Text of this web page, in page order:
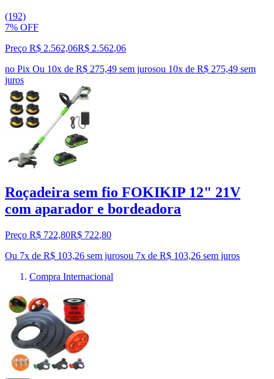
(192)
7% OFF
Preço R$ 2.562,06R$ 2.562,06
no Pix Ou 10x de R$ 275,49 sem jurosou 10x de R$ 275,49 sem
juros
Roçadeira sem fio FOKIKIP 12" 21V
com aparador e bordeadora
Preço R$ 722,80R$ 722,80
Ou 7x de R$ 103,26 sem jurosou 7x de R$ 103,26 sem juros
Compra Internacional